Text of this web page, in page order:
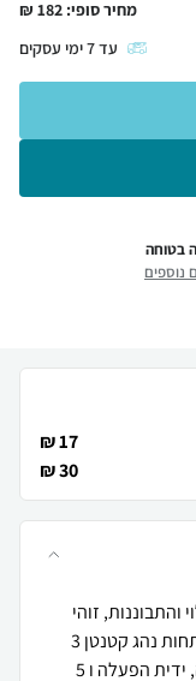
מחיר סופי: 182
₪
עד7ימי עסקים
בטוחה
נוספים
17 ₪
30 ₪
זוהי
הרפתקאת נהיגה לקטנטנים. למשק ההתפתחות נהג קטנטן 3
מצבי הפעלה, הגה, אורות מהבהבים, מראה, ידית הפעלה ו 5